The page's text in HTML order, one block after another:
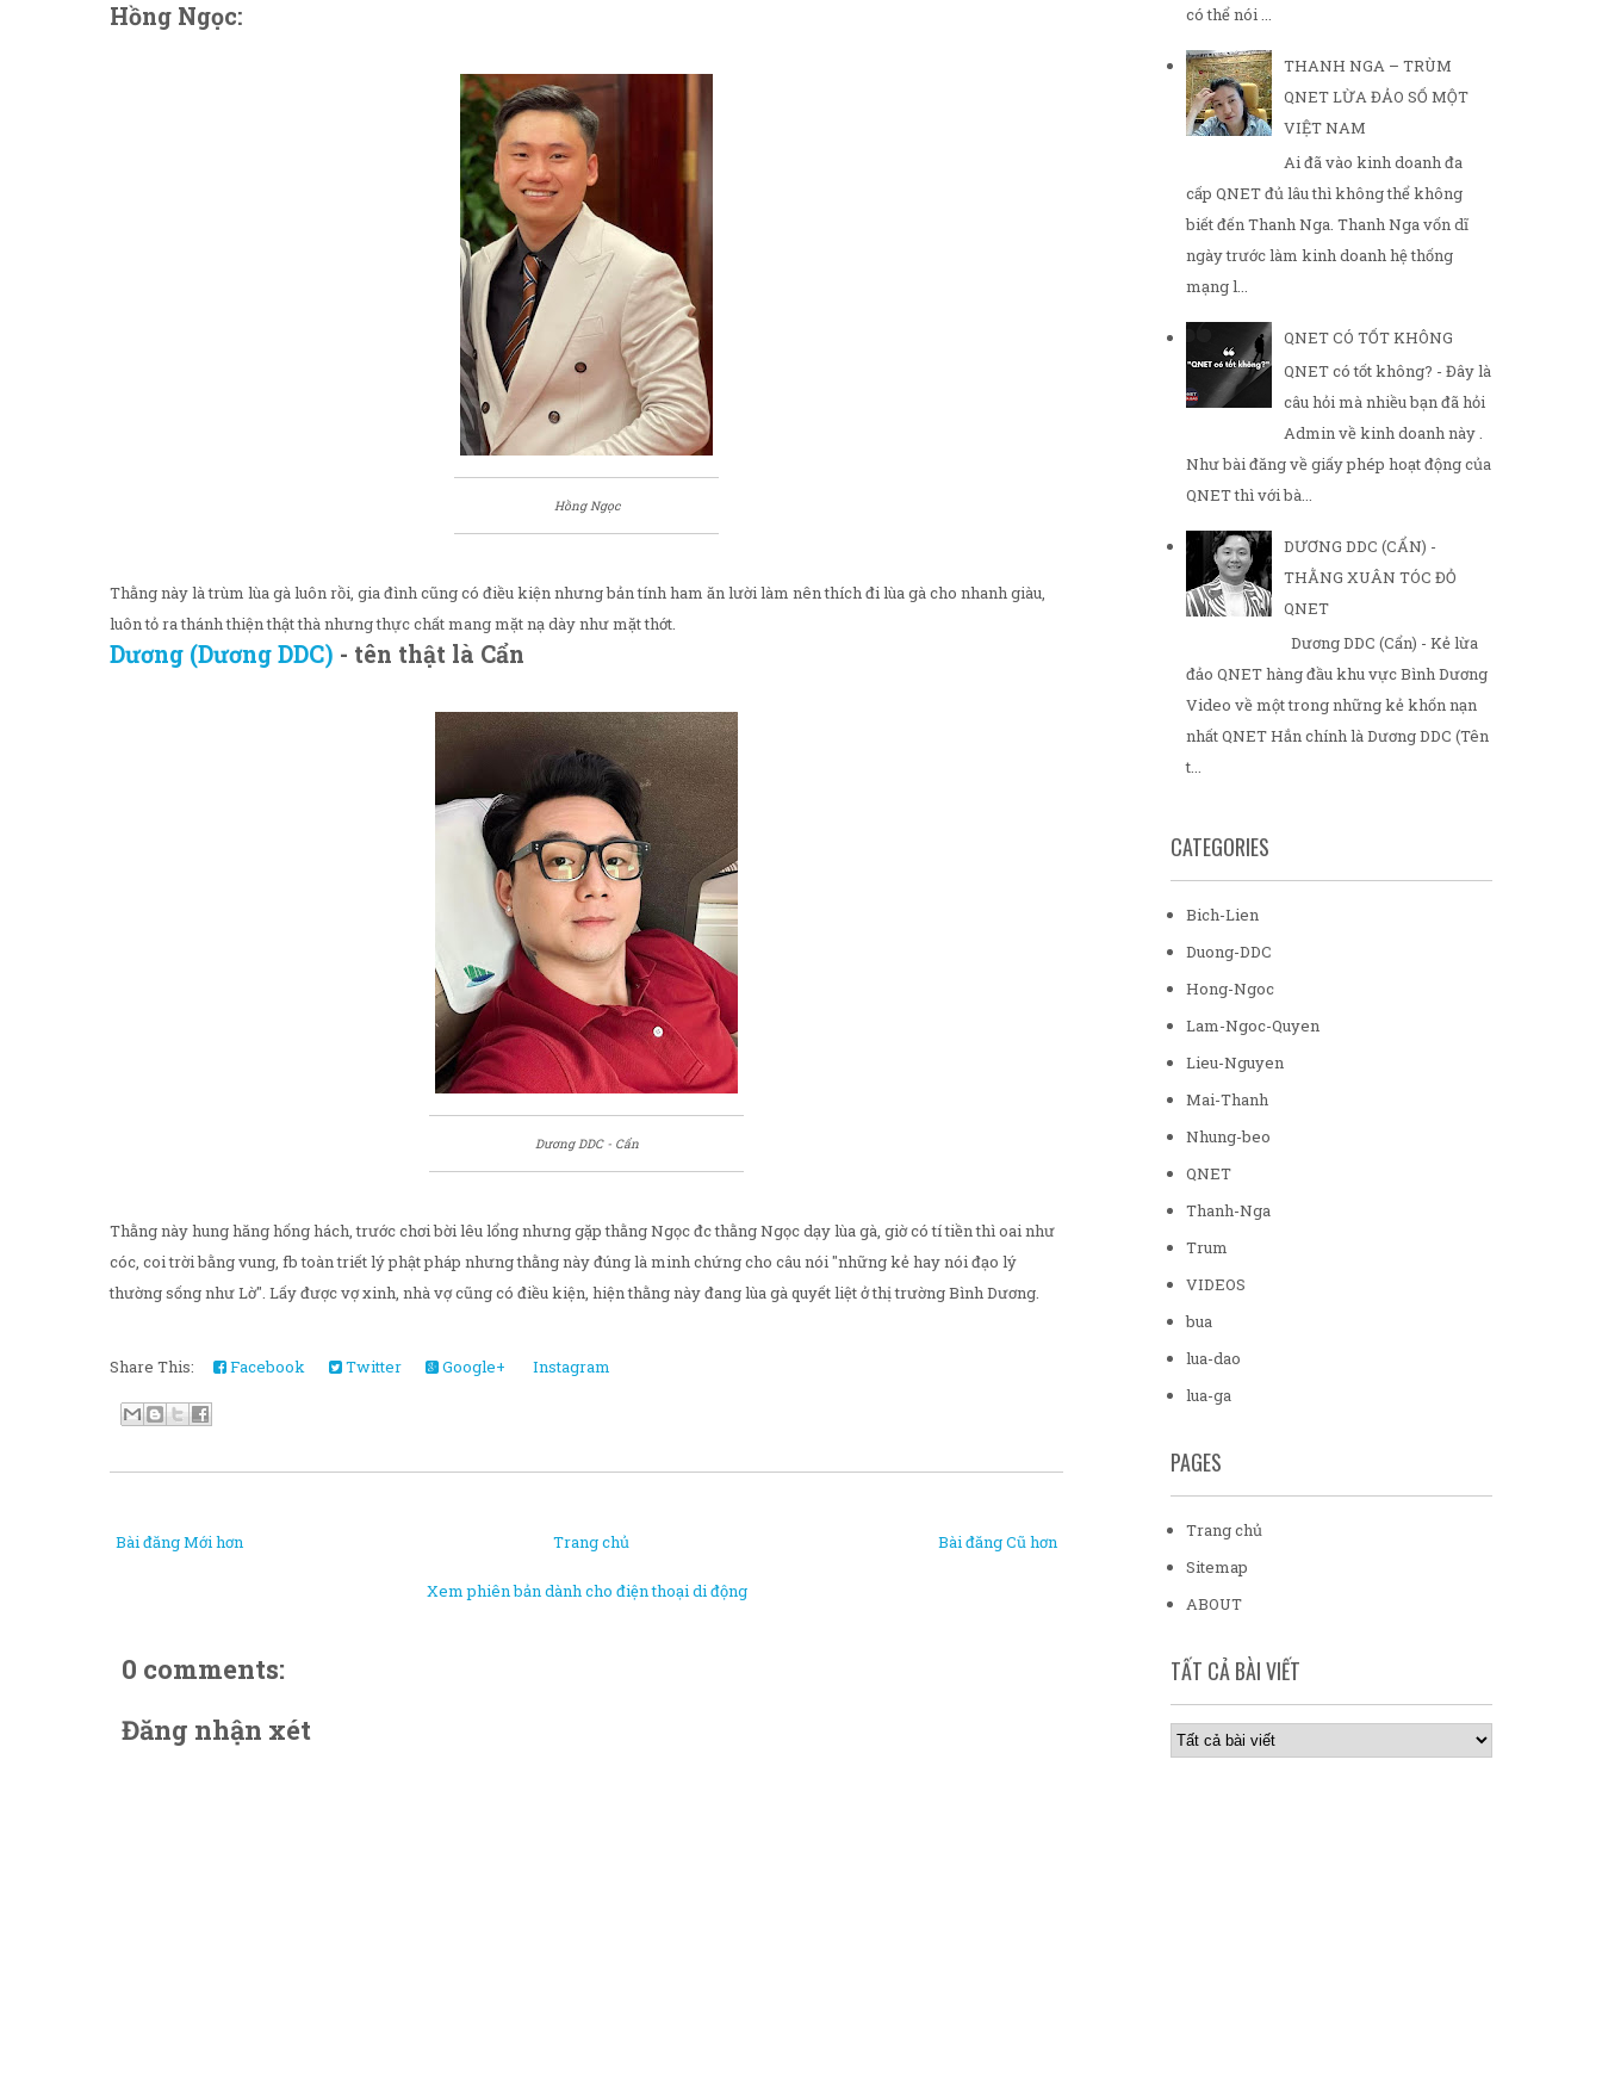
Hồng Ngọc:
Hồng Ngọc
Thằng này là trùm lùa gà luôn rồi, gia đình cũng có điều kiện nhưng bản tính ham ăn lười làm nên thích đi lùa gà cho nhanh giàu,
luôn tỏ ra thánh thiện thật thà nhưng thực chất mang mặt nạ dày như mặt thớt.
Dương (Dương DDC) - tên thật là Cẩn
Dương DDC - Cẩn
Thằng này hung hăng hống hách, trước chơi bời lêu lổng nhưng gặp thằng Ngọc đc thằng Ngọc dạy lùa gà, giờ có tí tiền thì oai như
cóc, coi trời bằng vung, fb toàn triết lý phật pháp nhưng thằng này đúng là minh chứng cho câu nói "những kẻ hay nói đạo lý
thường sống như Lờ". Lấy được vợ xinh, nhà vợ cũng có điều kiện, hiện thằng này đang lùa gà quyết liệt ở thị trường Bình Dương.
Share This: Facebook Twitter Google+ Instagram
Bài đăng Mới hơn Bài đăng Cũ hơn
Trang chủ
Xem phiên bản dành cho điện thoại di động
0 comments:
Đăng nhận xét
có thể nói ...
THANH NGA – TRÙM
QNET LỪA ĐẢO SỐ MỘT
VIỆT NAM
Ai đã vào kinh doanh đa
cấp QNET đủ lâu thì không thể không
biết đến Thanh Nga. Thanh Nga vốn dĩ
ngày trước làm kinh doanh hệ thống
mạng l...
QNET CÓ TỐT KHÔNG
QNET có tốt không? - Đây là
câu hỏi mà nhiều bạn đã hỏi
Admin về kinh doanh này .
Như bài đăng về giấy phép hoạt động của
QNET thì với bà...
DƯƠNG DDC (CẨN) -
THẰNG XUÂN TÓC ĐỎ
QNET
Dương DDC (Cẩn) - Kẻ lừa
đảo QNET hàng đầu khu vực Bình Dương
Video về một trong những kẻ khốn nạn
nhất QNET Hắn chính là Dương DDC (Tên
t...
CATEGORIES
Bich-Lien
Duong-DDC
Hong-Ngoc
Lam-Ngoc-Quyen
Lieu-Nguyen
Mai-Thanh
Nhung-beo
QNET
Thanh-Nga
Trum
VIDEOS
bua
lua-dao
lua-ga
PAGES
Trang chủ
Sitemap
ABOUT
TẤT CẢ BÀI VIẾT